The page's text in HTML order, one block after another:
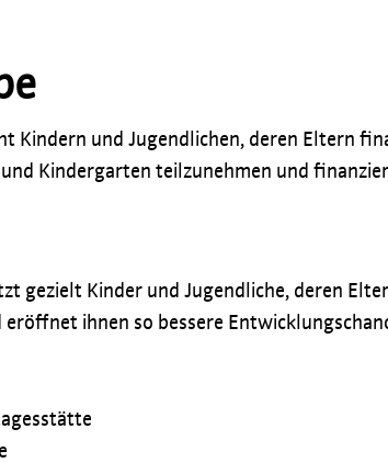
Kindern und Jugendlichen, deren Eltern
Kindergarten teilzunehmen und
gezielt Kinder und Jugendliche, deren
ihnen so bessere